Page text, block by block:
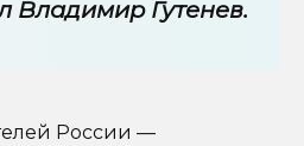
Владимир Гутенев.
России —